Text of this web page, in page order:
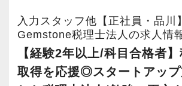
適材適所をモットーに、その人に
担当していただき、一人ひとりが
いを持って働き、個人の目標に
てくれることを願っています。
さんを輝かせることを大事に、熱
ャル重視、人物重視の採用を行
【スタートアップ企業の支援に特
通常の税務会計業務ではない、ダ
仕事を経験できます！
やる気とスキルに応じて、小さな
入力スタッフ他【正社員・品川
Gemstone税理士法人の求人情
【経験2年以上/科目合格者
取得を応援◎スタートアッ